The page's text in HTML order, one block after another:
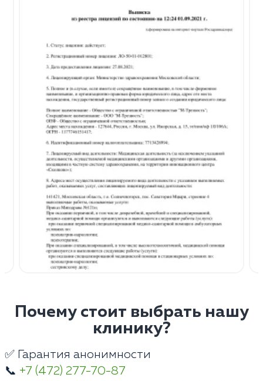
Почему стоит выбрать нашу
клинику?
✅ Гарантия анонимности
📞 +7 (472) 277-70-87